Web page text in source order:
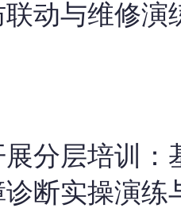
动与维修
分层培训
断实操演练